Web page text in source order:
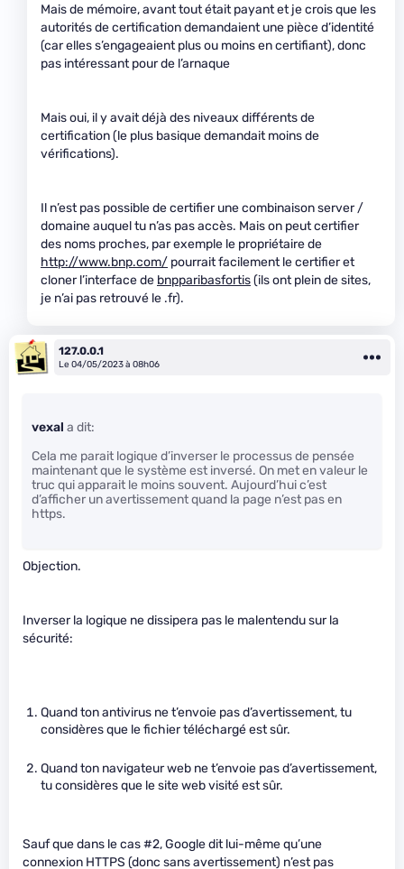
Mais de mémoire, avant tout était payant et je crois que les
autorités de certification demandaient une pièce d’identité
(car elles s’engageaient plus ou moins en certifiant), donc
pas intéressant pour de l’arnaque
Mais oui, il y avait déjà des niveaux différents de
certification (le plus basique demandait moins de
vérifications).
Il n’est pas possible de certifier une combinaison server /
domaine auquel tu n’as pas accès. Mais on peut certifier
des noms proches, par exemple le propriétaire de
http://www.bnp.com/ pourrait facilement le certifier et
cloner l’interface de bnpparibasfortis(ils ont plein de sites,
je n’ai pas retrouvé le .fr).
127.0.0.1
Le 04/05/2023 à 08h06
vexal a dit:
Cela me parait logique d’inverser le processus de pensée
maintenant que le système est inversé. On met en valeur le
truc qui apparait le moins souvent. Aujourd’hui c’est
d’afficher un avertissement quand la page n’est pas en
https.
Objection.
Inverser la logique ne dissipera pas le malentendu sur la
sécurité:
Quand ton antivirus ne t’envoie pas d’avertissement, tu
considères que le fichier téléchargé est sûr.
Quand ton navigateur web ne t’envoie pas d’avertissement,
tu considères que le site web visité est sûr.
Sauf que dans le cas #2, Google dit lui-même qu’une
connexion HTTPS (donc sans avertissement) n’est pas